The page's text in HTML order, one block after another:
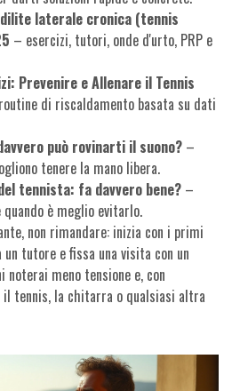
laterale cronica (tennis
– esercizi, tutori, onde d'urto, PRP e
Prevenire e Allenare il Tennis
di riscaldamento basata su dati
può rovinarti il suono? –
tenere la mano libera.
tennista: fa davvero bene? –
è meglio evitarlo.
non rimandare: inizia con i primi
tutore e fissa una visita con un
meno tensione e, con
tennis, la chitarra o qualsiasi altra